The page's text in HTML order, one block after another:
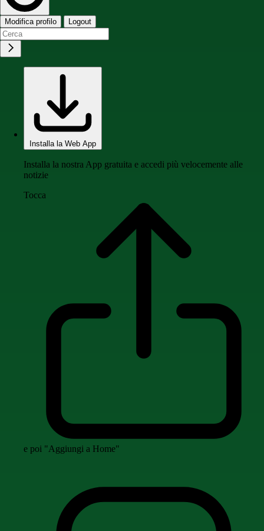
Modifica profilo Logout
Installa la Web App
Installa la nostra App gratuita e accedi più velocemente alle
notizie
Tocca
e poi "Aggiungi a Home"